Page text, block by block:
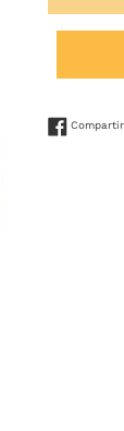
Compartir